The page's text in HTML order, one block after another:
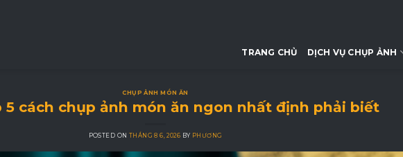
TRANG CHỦ DỊCH VỤ CHỤP ẢNH
CHỤP ẢNH MÓN ĂN
5 cách chụp ảnh món ăn ngon nhất định phải biết
POSTED ON THÁNG 8 6, 2026 BY PHƯƠNG